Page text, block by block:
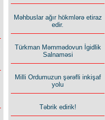
Məhbuslar ağır hökmlərə etiraz
edir.
Türkman Məmmədovun İgidlik
Salnaməsi
Milli Ordumuzun şərəfli inkişaf
yolu
Təbrik edirik!